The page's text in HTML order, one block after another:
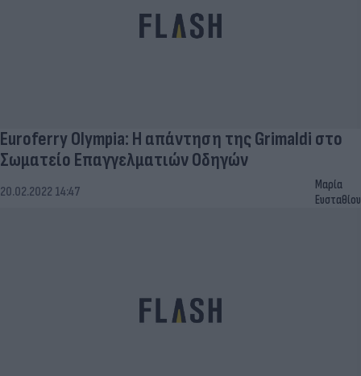
Euroferry Olympia: Η απάντηση της Grimaldi στο
Σωματείο Επαγγελματιών Οδηγών
20.02.2022 14:47
Μαρία
Ευσταθίου